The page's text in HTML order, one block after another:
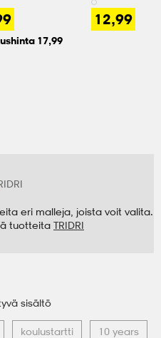
17,99
12,99
eri malleja, joista voit valita.
tuotteita TRIDRI
sisältö
koulustartti 10 years